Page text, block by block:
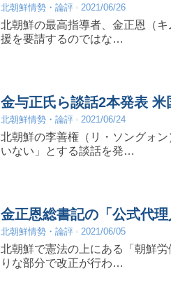
北朝鮮情勢・論評 2021/06/26
北朝鮮の最高指導者、金正恩（
援を要請するのではな…
金与正氏ら談話2本発表 米
北朝鮮情勢・論評 2021/06/24
北朝鮮の李善権（リ・ソングォ
いない」とする談話を発…
金正恩総書記の「公式代
北朝鮮情勢・論評 2021/06/05
北朝鮮で憲法の上にある「朝鮮
りな部分で改正が行わ…